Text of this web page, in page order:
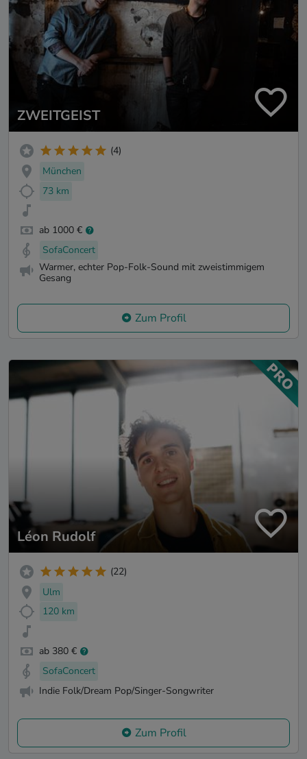
ZWEITGEIST
(4)
München
73 km
ab 1000 €
SofaConcert
Warmer, echter Pop-Folk-Sound mit zweistimmigem
Gesang
Zum Profil
Léon Rudolf
(22)
Ulm
120 km
ab 380 €
SofaConcert
Indie Folk/Dream Pop/Singer-Songwriter
Zum Profil